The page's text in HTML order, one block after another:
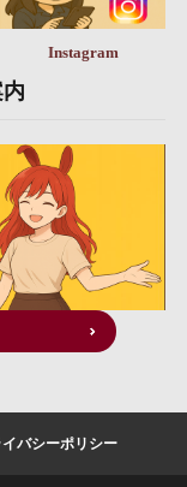
Instagram
イバシーポリシー